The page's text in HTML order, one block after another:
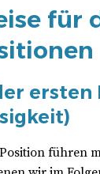
für
ersten
führen